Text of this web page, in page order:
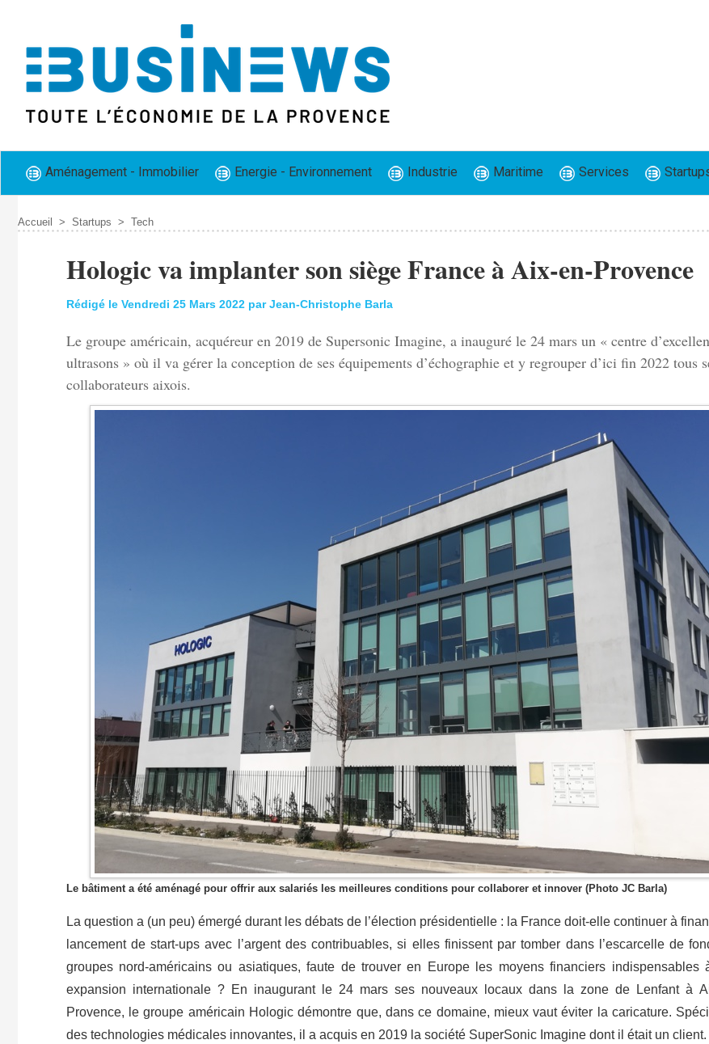
Aménagement - Immobilier Energie - Environnement Industrie Maritime Services
Accueil > Startups > Tech
Hologic va implanter son siège France à Aix-en-Provence
Rédigé le Vendredi 25 Mars 2022 par Jean-Christophe Barla
Le groupe américain, acquéreur en 2019 de Supersonic Imagine, a inauguré le 24 mars un « centre
ultrasons » où il va gérer la conception de ses équipements d’échographie et y regrouper d’ici fin 2022 tous
collaborateurs aixois.
Le bâtiment a été aménagé pour offrir aux salariés les meilleures conditions pour collaborer et innover (Photo JC Barla)
La question a (un peu) émergé durant les débats de l’élection présidentielle : la France doit-elle continuer à
lancement de start-ups avec l’argent des contribuables, si elles finissent par tomber dans l’escarcelle de
groupes nord-américains ou asiatiques, faute de trouver en Europe les moyens financiers indispensables
expansion internationale ? En inaugurant le 24 mars ses nouveaux locaux dans la zone de Lenfant à
Provence, le groupe américain Hologic démontre que, dans ce domaine, mieux vaut éviter la caricature.
des technologies médicales innovantes, il a acquis en 2019 la société SuperSonic Imagine dont il était un client.